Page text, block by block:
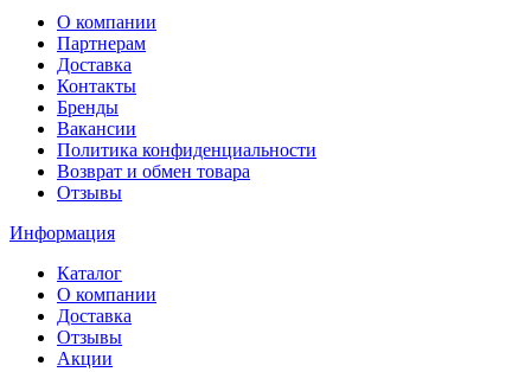
О компании
Партнерам
Доставка
Контакты
Бренды
Вакансии
Политика конфиденциальности
Возврат и обмен товара
Отзывы
Информация
Каталог
О компании
Доставка
Отзывы
Акции